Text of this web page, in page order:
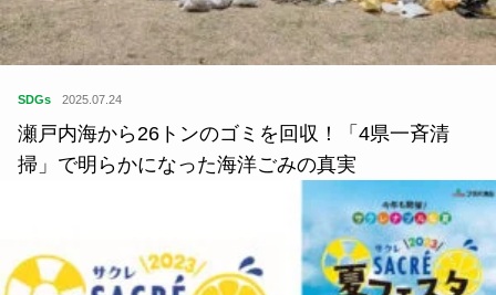
SDGs 2025.07.24
瀬戸内海から26トンのゴミを回収！「4県一斉清
掃」で明らかになった海洋ごみの真実